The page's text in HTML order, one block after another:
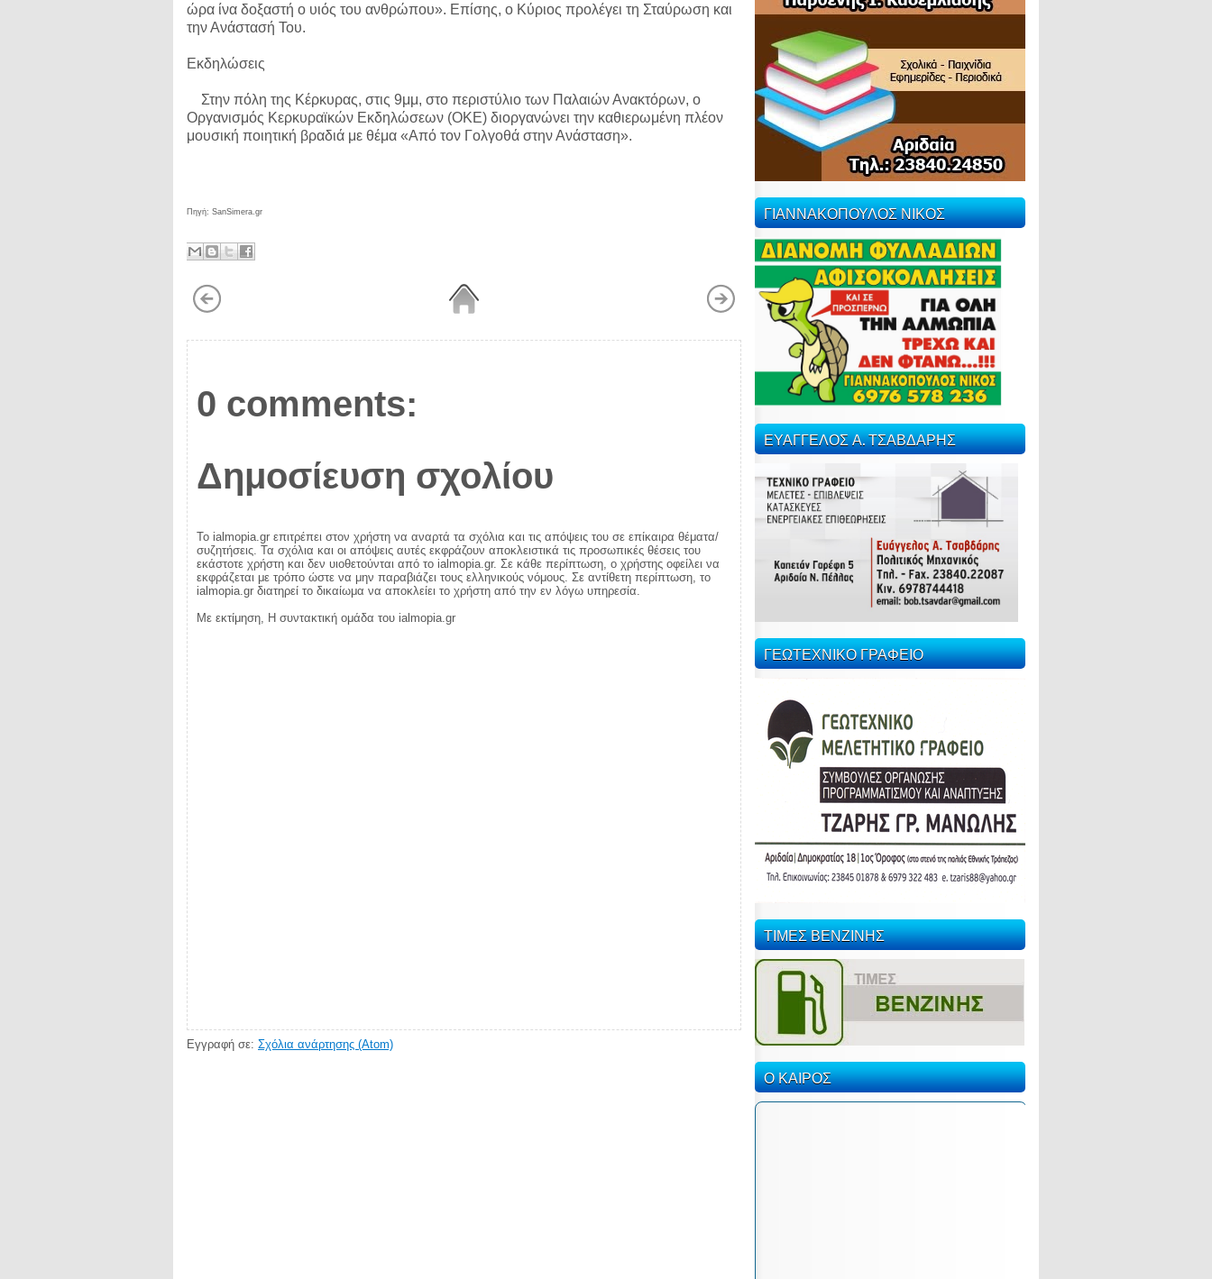
ώρα ίνα δοξαστή ο υιός του ανθρώπου». Επίσης, ο Κύριος προλέγει τη Σταύρωση και
την Ανάστασή Του.
Εκδηλώσεις
Στην πόλη της Κέρκυρας, στις 9μμ, στο περιστύλιο των Παλαιών Ανακτόρων, ο
Οργανισμός Κερκυραϊκών Εκδηλώσεων (ΟΚΕ) διοργανώνει την καθιερωμένη πλέον
μουσική ποιητική βραδιά με θέμα «Από τον Γολγοθά στην Ανάσταση».
Πηγή: SanSimera.gr
0 comments:
Δημοσίευση σχολίου
Το ialmopia.gr επιτρέπει στον χρήστη να αναρτά τα σχόλια και τις απόψεις του σε επίκαιρα θέματα/
συζητήσεις. Τα σχόλια και οι απόψεις αυτές εκφράζουν αποκλειστικά τις προσωπικές θέσεις του
εκάστοτε χρήστη και δεν υιοθετούνται από το ialmopia.gr. Σε κάθε περίπτωση, ο χρήστης οφείλει να
εκφράζεται με τρόπο ώστε να μην παραβιάζει τους ελληνικούς νόμους. Σε αντίθετη περίπτωση, το
ialmopia.gr διατηρεί το δικαίωμα να αποκλείει το χρήστη από την εν λόγω υπηρεσία.
Με εκτίμηση, Η συντακτική ομάδα του ialmopia.gr
Εγγραφή σε: Σχόλια ανάρτησης (Atom)
ΓΙΑΝΝΑΚΟΠΟΥΛΟΣ ΝΙΚΟΣ
ΕΥΑΓΓΕΛΟΣ Α. ΤΣΑΒΔΑΡΗΣ
ΓΕΩΤΕΧΝΙΚΟ ΓΡΑΦΕΙΟ
ΤΙΜΕΣ ΒΕΝΖΙΝΗΣ
Ο ΚΑΙΡΟΣ